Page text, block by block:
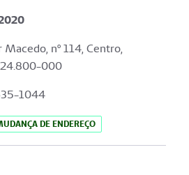
Macedo, nº 114, Centro,
24.800-000
1044
DE ENDEREÇO